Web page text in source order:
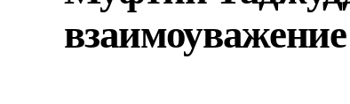
взаимоуважение